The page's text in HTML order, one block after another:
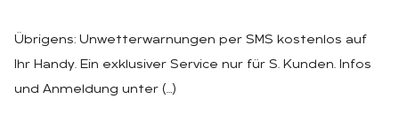
Übrigens: Unwetterwarnungen per SMS kostenlos auf
Ihr Handy. Ein exklusiver Service nur für S. Kunden. Infos
und Anmeldung unter (…)